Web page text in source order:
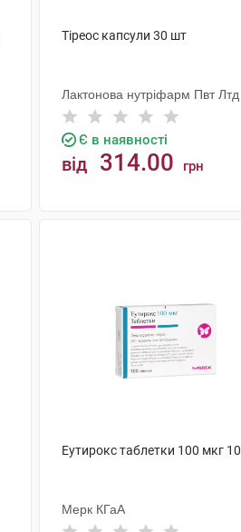
Тіреос капсули 30 шт
Лактонова нутріфарм Пвт Лтд
Є в наявності
від 314.00 грн
Еутирокс таблетки 100 мкг
Мерк КГаА